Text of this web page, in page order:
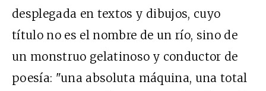
desplegada en textos y dibujos, cuyo
título no es el nombre de un río, sino de
un monstruo gelatinoso y conductor de
poesía: "una absoluta máquina, una total